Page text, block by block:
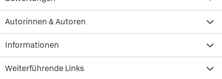
Autorinnen & Autoren
Informationen
Weiterführende Links